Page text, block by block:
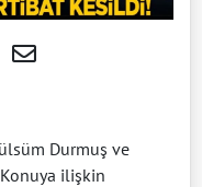
Durmuş ve
ilişkin